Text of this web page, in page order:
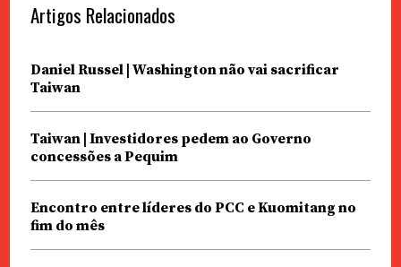
Artigos Relacionados
Daniel Russel | Washington não vai sacrificar
Taiwan
Taiwan | Investidores pedem ao Governo
concessões a Pequim
Encontro entre líderes do PCC e Kuomitang no
fim do mês